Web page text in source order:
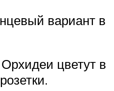
вариант в
цветут в